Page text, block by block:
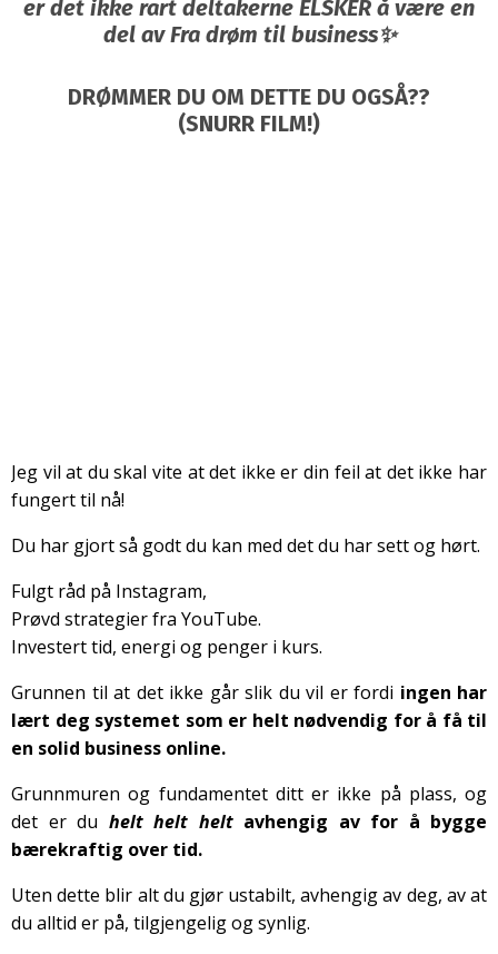
er det ikke rart deltakerne ELSKER å være en
del av Fra drøm til business✨
DRØMMER DU OM DETTE DU OGSÅ??
(SNURR FILM!)
Jeg vil at du skal vite at det ikke er din feil at det ikke har
fungert til nå!
Du har gjort så godt du kan med det du har sett og hørt.
Fulgt råd på Instagram,
Prøvd strategier fra YouTube.
Investert tid, energi og penger i kurs.
Grunnen til at det ikke går slik du vil er fordi ingen har
lært deg systemet som er helt nødvendig for å få til
en solid business online.
Grunnmuren og fundamentet ditt er ikke på plass, og
det er du helt helt heltavhengig av for å bygge
bærekraftig over tid.
Uten dette blir alt du gjør ustabilt, avhengig av deg, av at
du alltid er på, tilgjengelig og synlig.